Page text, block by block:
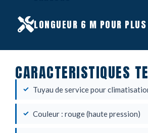
LONGUEUR 6 M POUR
CARACTERISTIQUES
Tuyau de service pour
Couleur : rouge (haute pression)